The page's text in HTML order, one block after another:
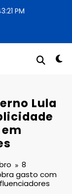
PM
Lula
8
gasto com